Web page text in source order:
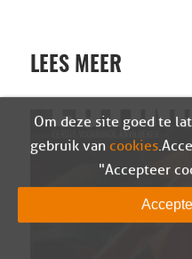
LEES MEER
Om deze site goed te
gebruik van cookies.
"Accepteer